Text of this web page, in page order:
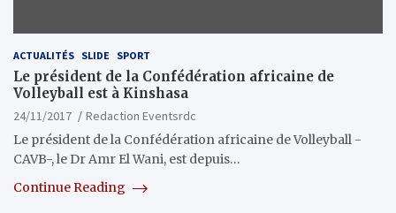
ACTUALITÉS SLIDE SPORT
Le président de la Confédération africaine de
Volleyball est à Kinshasa
24/11/2017
Redaction Eventsrdc
Le président de la Confédération africaine de Volleyball -
CAVB-, le Dr Amr El Wani, est depuis…
Continue Reading